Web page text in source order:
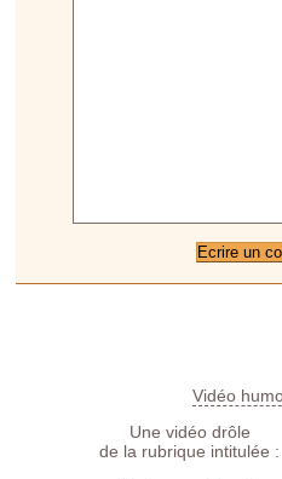
Vidéo
Une vidéo drôle
de la rubrique intitulée :